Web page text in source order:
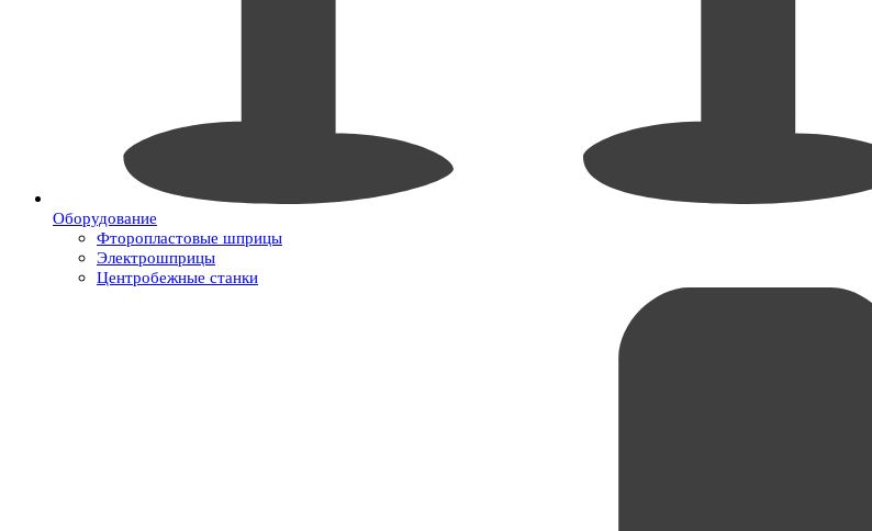
Оборудование
Фторопластовые шприцы
Электрошприцы
Центробежные станки